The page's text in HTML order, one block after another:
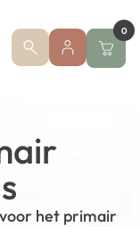
0
het primair